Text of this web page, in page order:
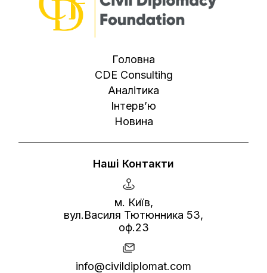
Головна
CDE Consultihg
Аналітика
Інтерв’ю
Новина
Наші Контакти
м. Київ,
вул.Василя Тютюнника 53,
оф.23
info@civildiplomat.com